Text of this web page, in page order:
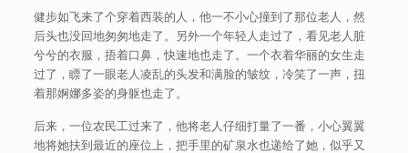
健步如飞来了个穿着西装的人，他一不小心撞到了那位老人，然
后头也没回地匆匆地走了。另外一个年轻人走过了，看见老人脏
兮兮的衣服，捂着口鼻，快速地也走了。一个衣着华丽的女生走
过了，瞟了一眼老人凌乱的头发和满脸的皱纹，冷笑了一声，扭
着那婀娜多姿的身躯也走了。
后来，一位农民工过来了，他将老人仔细打量了一番，小心翼翼
地将她扶到最近的座位上，把手里的矿泉水也递给了她，似乎又